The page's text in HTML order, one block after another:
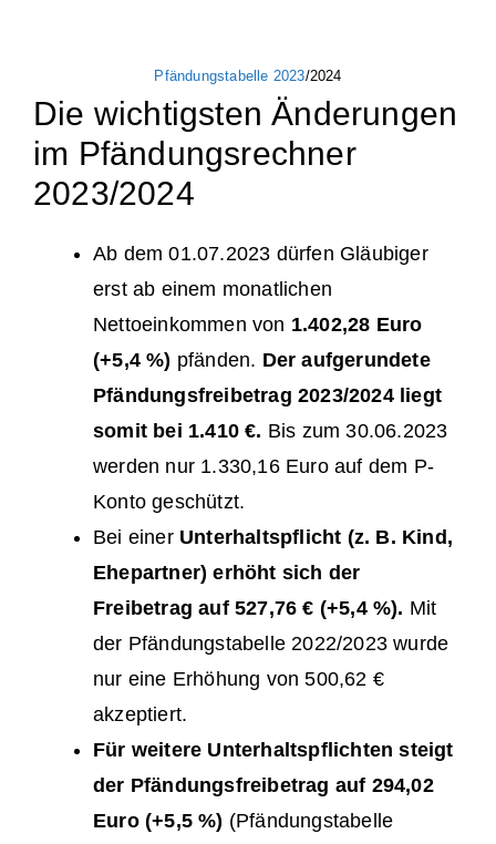
Pfändungstabelle 2023/2024
Die wichtigsten Änderungen
im Pfändungsrechner
2023/2024
Ab dem 01.07.2023 dürfen Gläubiger
erst ab einem monatlichen
Nettoeinkommen von 1.402,28 Euro
(+5,4 %) pfänden. Der aufgerundete
Pfändungsfreibetrag 2023/2024 liegt
somit bei 1.410 €. Bis zum 30.06.2023
werden nur 1.330,16 Euro auf dem P-
Konto geschützt.
Bei einer Unterhaltspflicht (z. B. Kind,
Ehepartner) erhöht sich der
Freibetrag auf 527,76 € (+5,4 %). Mit
der Pfändungstabelle 2022/2023 wurde
nur eine Erhöhung von 500,62 €
akzeptiert.
Für weitere Unterhaltspflichten steigt
der Pfändungsfreibetrag auf 294,02
Euro (+5,5 %) (Pfändungstabelle